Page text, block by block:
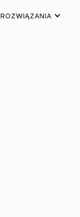
ROZWIĄZANIA